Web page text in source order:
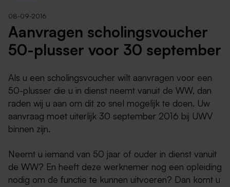
08-09-2016
Aanvragen scholingsvoucher
50-plusser voor 30 september
Als u een scholingsvoucher wilt aanvragen voor een
50-plusser die u in dienst neemt vanuit de WW, dan
raden wij u aan om dit zo snel mogelijk te doen. Uw
aanvraag moet uiterlijk 30 september 2016 bij UWV
binnen zijn.
Neemt u iemand van 50 jaar of ouder in dienst vanuit
de WW? En heeft deze werknemer nog een opleiding
nodig om de functie te kunnen uitvoeren? Dan komt u